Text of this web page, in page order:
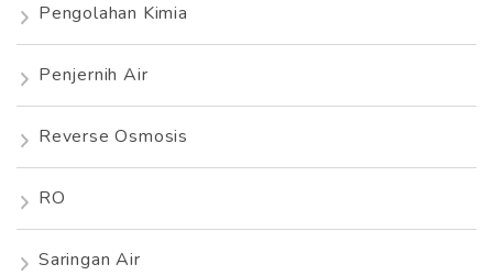
Pengolahan Kimia
Penjernih Air
Reverse Osmosis
RO
Saringan Air